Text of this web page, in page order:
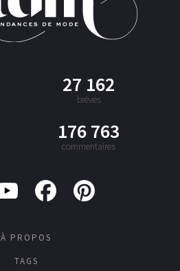
27 162
brèves
176 763
commentaires
À PROPOS
TAGS